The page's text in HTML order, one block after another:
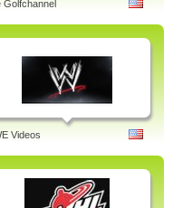
Golfchannel
Videos